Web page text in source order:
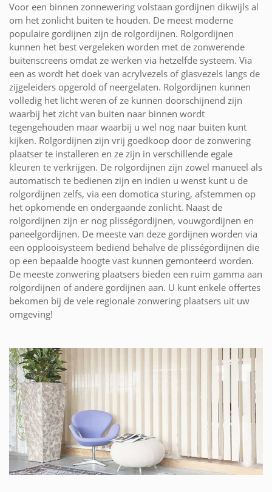
Voor een binnen zonnewering volstaan gordijnen dikwijls al
om het zonlicht buiten te houden. De meest moderne
populaire gordijnen zijn de rolgordijnen. Rolgordijnen
kunnen het best vergeleken worden met de zonwerende
buitenscreens omdat ze werken via hetzelfde systeem. Via
een as wordt het doek van acrylvezels of glasvezels langs de
zijgeleiders opgerold of neergelaten. Rolgordijnen kunnen
volledig het licht weren of ze kunnen doorschijnend zijn
waarbij het zicht van buiten naar binnen wordt
tegengehouden maar waarbij u wel nog naar buiten kunt
kijken. Rolgordijnen zijn vrij goedkoop door de zonwering
plaatser te installeren en ze zijn in verschillende egale
kleuren te verkrijgen. De rolgordijnen zijn zowel manueel als
automatisch te bedienen zijn en indien u wenst kunt u de
rolgordijnen zelfs, via een domotica sturing, afstemmen op
het opkomende en ondergaande zonlicht. Naast de
rolgordijnen zijn er nog plisségordijnen, vouwgordijnen en
paneelgordijnen. De meeste van deze gordijnen worden via
een opplooisysteem bediend behalve de plisségordijnen die
op een bepaalde hoogte vast kunnen gemonteerd worden.
De meeste zonwering plaatsers bieden een ruim gamma aan
rolgordijnen of andere gordijnen aan. U kunt enkele offertes
bekomen bij de vele regionale zonwering plaatsers uit uw
omgeving!